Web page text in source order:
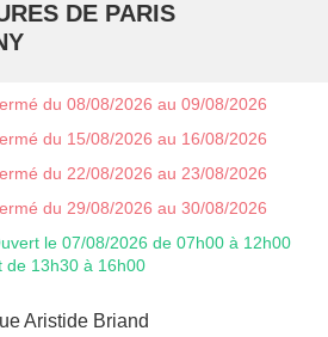
DE PARIS
Aristide Briand
du 08/08/2026 au 09/08/2026
du 15/08/2026 au 16/08/2026
du 22/08/2026 au 23/08/2026
du 29/08/2026 au 30/08/2026
le 07/08/2026 de 07h00 à 12h00
de 13h30 à 16h00